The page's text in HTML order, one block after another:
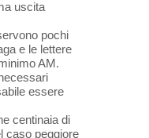
uscita
pochi
e le lettere
AM.
essere
centinaia di
caso peggiore